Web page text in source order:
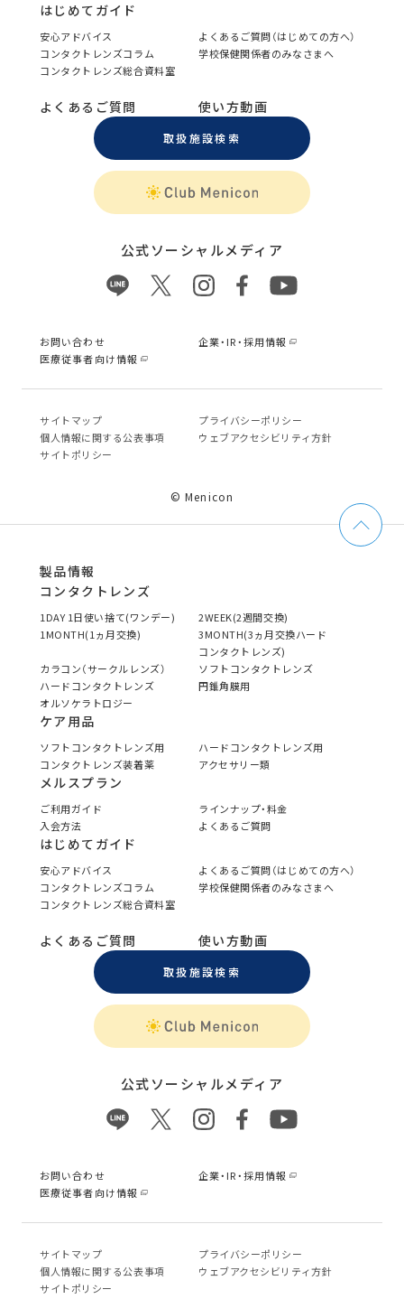
はじめてガイド
安心アドバイス
よくあるご質問（はじめての方へ）
コンタクトレンズコラム
学校保健関係者のみなさまへ
コンタクトレンズ総合資料室
よくあるご質問 使い方動画
取扱施設検索
公式ソーシャルメディア
お問い合わせ
企業・IR・採用情報
医療従事者向け情報
サイトマップ
プライバシーポリシー
個⼈情報に関する公表事項
ウェブアクセシビリティ方針
サイトポリシー
© Menicon
製品情報
コンタクトレンズ
1DAY 1日使い捨て(ワンデー)
2WEEK(2週間交換)
1MONTH(1ヵ月交換)
3MONTH(3ヵ月交換ハード
コンタクトレンズ)
カラコン（サークルレンズ）
ソフトコンタクトレンズ
ハードコンタクトレンズ
円錐角膜用
オルソケラトロジー
ケア用品
ソフトコンタクトレンズ用
ハードコンタクトレンズ用
コンタクトレンズ装着薬
アクセサリー類
メルスプラン
ご利用ガイド
ラインナップ・料金
入会方法
よくあるご質問
はじめてガイド
安心アドバイス
よくあるご質問（はじめての方へ）
コンタクトレンズコラム
学校保健関係者のみなさまへ
コンタクトレンズ総合資料室
よくあるご質問 使い方動画
取扱施設検索
公式ソーシャルメディア
お問い合わせ
企業・IR・採用情報
医療従事者向け情報
サイトマップ
プライバシーポリシー
個⼈情報に関する公表事項
ウェブアクセシビリティ方針
サイトポリシー